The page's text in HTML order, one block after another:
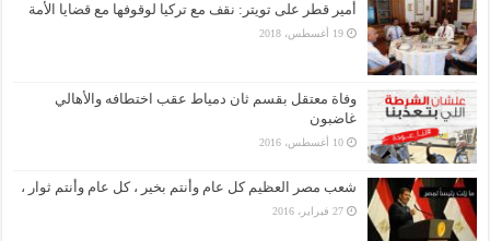
أمير قطر على تويتر: نقف مع تركيا لوقوفها مع قضايا الأمة
19 أغسطس، 2018
وفاة معتقل بقسم ثان دمياط عقب اختطافه والأهالي
غاضبون
10 أغسطس، 2016
شعب مصر العظيم كل عام وأنتم بخير ، كل عام وأنتم ثوار ،
27 فبراير، 2016